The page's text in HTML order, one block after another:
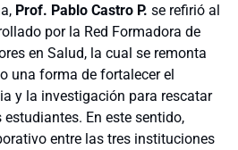
Prof. Pablo Castro P. se refirió al
por la Red Formadora de
en Salud, la cual se remonta
una forma de fortalecer el
y la investigación para rescatar
En este sentido,
entre las tres instituciones